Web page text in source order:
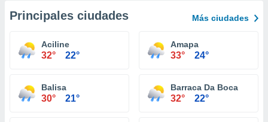
Principales ciudades Más ciudades
Aciline
32° 22°
Amapa
33° 24°
Balisa
30° 21°
Barraca Da Boca
32° 22°